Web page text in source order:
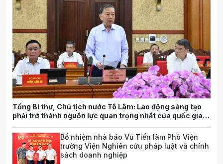
Tổng Bí thư, Chủ tịch nước Tô Lâm: Lao động sáng tạo
phải trở thành nguồn lực quan trọng nhất của quốc gia
Bổ nhiệm nhà báo Vũ Tiến làm Phó Viện
trưởng Viện Nghiên cứu pháp luật và chính
sách doanh nghiệp